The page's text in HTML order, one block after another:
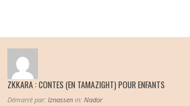
ZKKARA : CONTES (EN TAMAZIGHT) POUR ENFANTS
Démarré par: Iznassen in: Nador